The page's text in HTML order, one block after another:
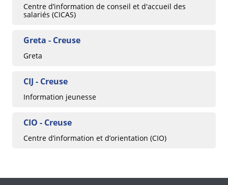
Centre d’information de conseil et d'accueil des
salariés (CICAS)
Greta - Creuse
Greta
CIJ - Creuse
Information jeunesse
CIO - Creuse
Centre d’information et d’orientation (CIO)